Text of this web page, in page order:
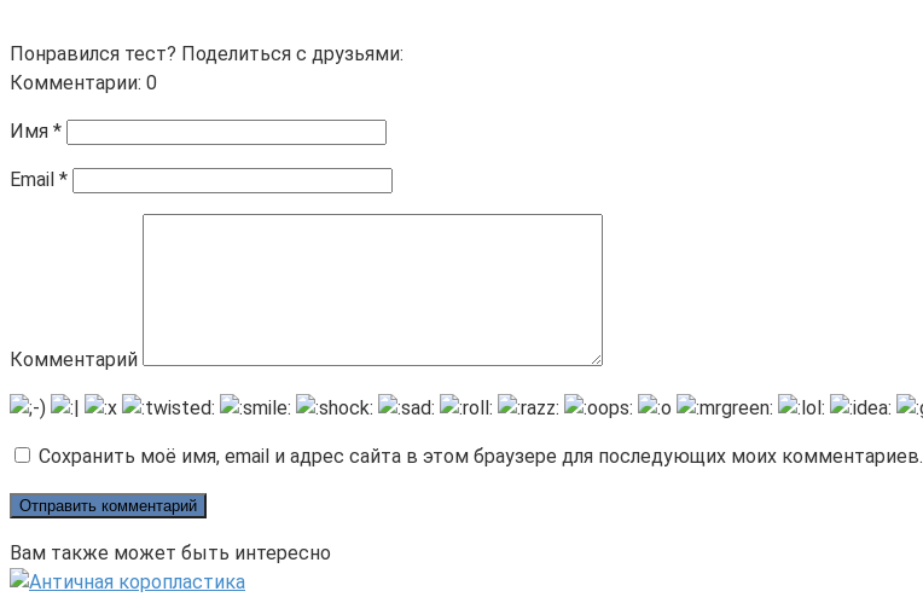
Понравился тест? Поделиться с друзьями:
Комментарии: 0
Имя *
Email *
Комментарий
Сохранить моё имя, email и адрес сайта в этом браузере для последующих моих комментариев.
Вам также может быть интересно